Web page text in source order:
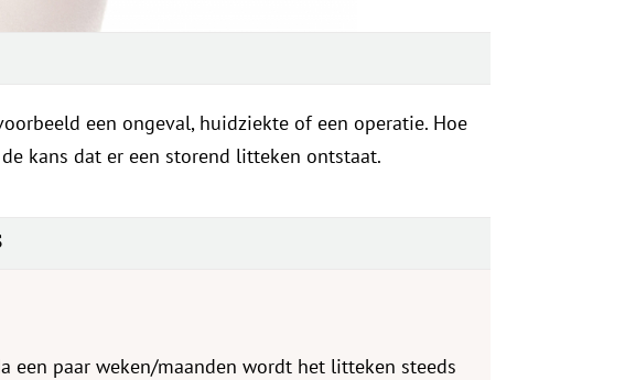
een ongeval, huidziekte of een operatie. Hoe
kans dat er een storend litteken ontstaat.
paar weken/maanden wordt het litteken steeds